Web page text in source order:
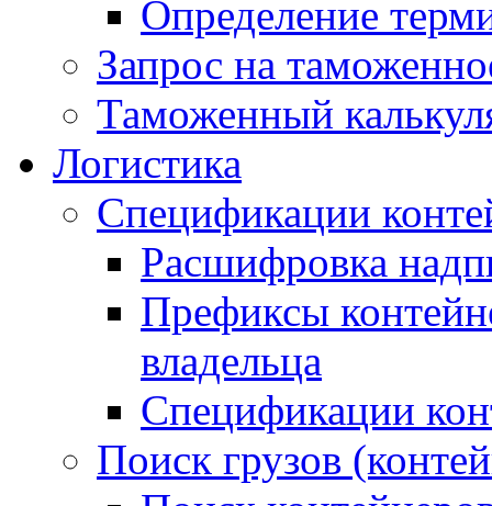
Определение
Запрос на
Таможенный
Логистика
Спецификации
Расшифровка
Префиксы
владельца
Спецификации
Поиск грузов